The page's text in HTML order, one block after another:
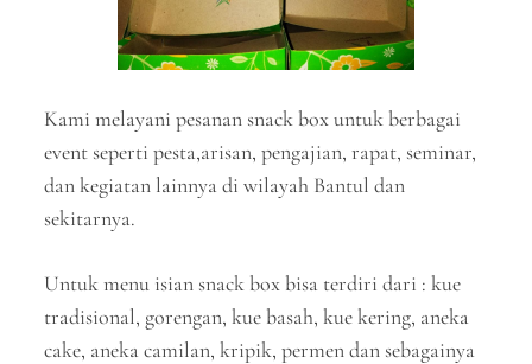
Kami melayani pesanan snack box untuk berbagai
event seperti pesta,arisan, pengajian, rapat, seminar,
dan kegiatan lainnya di wilayah Bantul dan
sekitarnya.
Untuk menu isian snack box bisa terdiri dari : kue
tradisional, gorengan, kue basah, kue kering, aneka
cake, aneka camilan, kripik, permen dan sebagainya